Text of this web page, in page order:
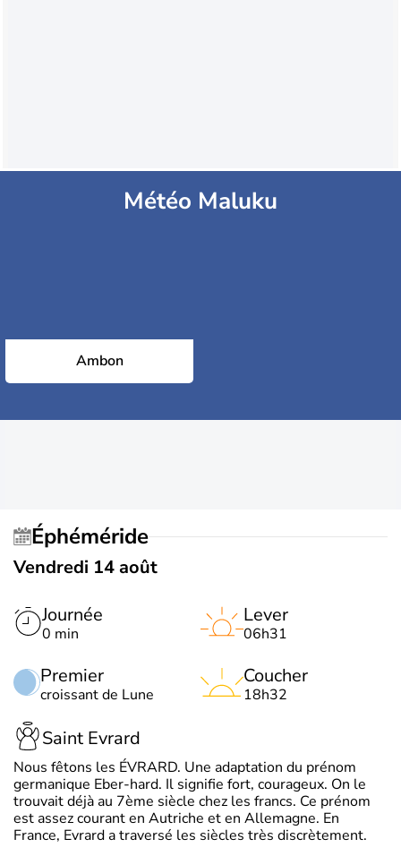
Météo Maluku
Ambon
Éphéméride
Vendredi 14 août
Journée
0 min
Premier
croissant de Lune
Lever
06h31
Coucher
18h32
Saint Evrard
Nous fêtons les ÉVRARD. Une adaptation du prénom
germanique Eber-hard. Il signifie fort, courageux. On le
trouvait déjà au 7ème siècle chez les francs. Ce prénom
est assez courant en Autriche et en Allemagne. En
France, Evrard a traversé les siècles très discrètement.